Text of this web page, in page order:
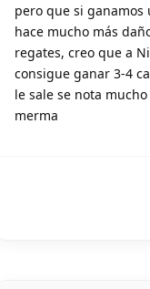
pero que si ganamos
hace mucho más
regates, creo que a
consigue ganar 3-4
le sale se nota
merma